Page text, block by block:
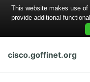
cisco.goffinet.org
This website makes use of
provide additional